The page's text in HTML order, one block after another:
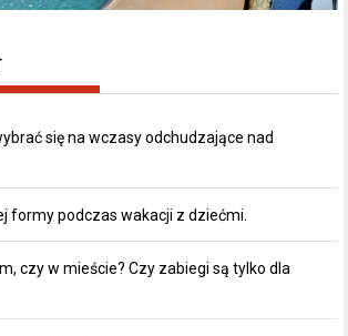
się na wczasy odchudzające nad
formy podczas wakacji z dziećmi.
czy w mieście? Czy zabiegi są tylko dla